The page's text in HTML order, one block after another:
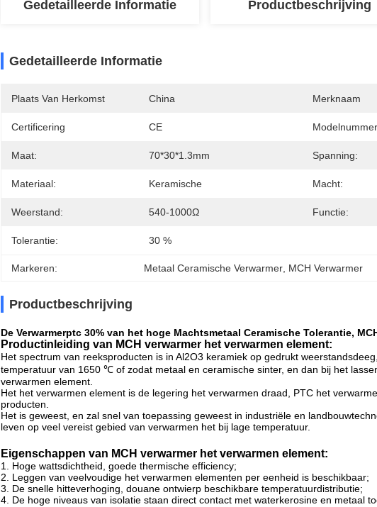
Gedetailleerde Informatie Productbeschrijving
Gedetailleerde Informatie
Plaats Van Herkomst China Merknaam
Certificering CE Modelnummer
Maat: 70*30*1.3mm Spanning:
Materiaal: Keramische Macht:
Weerstand: 540-1000Ω Functie:
Tolerantie: 30 %
Markeren: Metaal Ceramische Verwarmer MCH Verwarmer
Productbeschrijving
De Verwarmerptc 30% van het hoge Machtsmetaal Ceramische Tolerantie,
Productinleiding van MCH verwarmer het verwarmen element:
Het spectrum van reeksproducten is in Al2O3 keramiek op gedrukt
temperatuur van 1650 ℃ of zodat metaal en ceramische sinter, en dan bij het
verwarmen element.
Het het verwarmen element is de legering het verwarmen draad, PTC het
producten.
Het is geweest, en zal snel van toepassing geweest in industriële en
leven op veel vereist gebied van verwarmen het bij lage temperatuur.
Eigenschappen van MCH verwarmer het verwarmen element:
1. Hoge wattsdichtheid, goede thermische efficiency;
2. Leggen van veelvoudige het verwarmen elementen per eenheid is beschikbaar;
3. De snelle hitteverhoging, douane ontwierp beschikbare temperatuurdistributie;
4. De hoge niveaus van isolatie staan direct contact met waterkerosine en metaal